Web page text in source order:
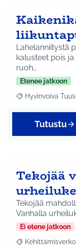
Lahelanniitystä
kalusteet pois
ruoh…
Etenee jatkoon
Rajaa tulokset
Hyvinvoiva
Tutustu
Tekojää
Tekojää
Vanhalla
Ei etene jatkoon
Rajaa tulokset